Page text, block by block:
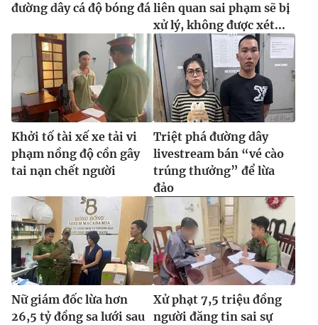
đường dây cá độ bóng đá liên quan sai phạm sẽ bị
xử lý, không được xét...
Khởi tố tài xế xe tải vi
phạm nồng độ cồn gây
tai nạn chết người
Triệt phá đường dây
livestream bán “vé cào
trúng thưởng” để lừa
đảo
Nữ giám đốc lừa hơn
26,5 tỷ đồng sa lưới sau
Xử phạt 7,5 triệu đồng
người đăng tin sai sự